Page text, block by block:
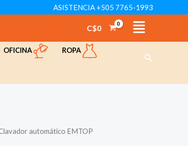
ASISTENCIA +505 7765-1993
C$0
OFICINA ROPA
Buscar
automático EMTOP